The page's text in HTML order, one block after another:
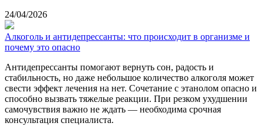
24/04/2026
Алкоголь и антидепрессанты: что происходит в организме и
почему это опасно
Антидепрессанты помогают вернуть сон, радость и
стабильность, но даже небольшое количество алкоголя может
свести эффект лечения на нет. Сочетание с этанолом опасно и
способно вызвать тяжелые реакции. При резком ухудшении
самочувствия важно не ждать — необходима срочная
консультация специалиста.